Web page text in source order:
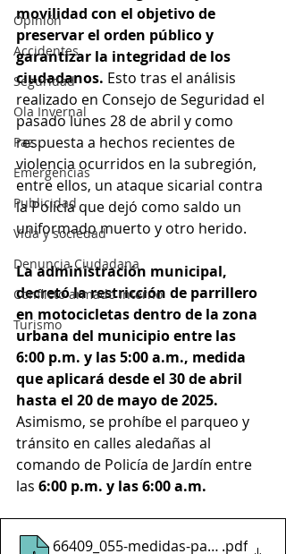
Opinión
Accidentes
Seguridad
Ola Invernal
Paz
Emergencias
Publicidad
Vida y sociedad
Denuncia Ciudadana
Conflicto armado interno
Turismo
movilidad con el objetivo de
preservar el orden público y
garantizar la integridad de los
ciudadanos. Esto tras el análisis
realizado en Consejo de Seguridad el
pasado lunes 28 de abril y como
respuesta a hechos recientes de
violencia ocurridos en la subregión,
entre ellos, un ataque sicarial contra
la Policía que dejó como saldo un
uniformado muerto y otro herido.
La administración municipal,
decretó la restricción de parrillero
en motocicletas dentro de la zona
urbana del municipio entre las
6:00 p.m. y las 5:00 a.m., medida
que aplicará desde el 30 de abril
hasta el 20 de mayo de 2025.
Asimismo, se prohíbe el parqueo y
tránsito en calles aledañas al
comando de Policía de Jardín entre
las 6:00 p.m. y las 6:00 a.m.
66409_055-medidas-para-.pdf